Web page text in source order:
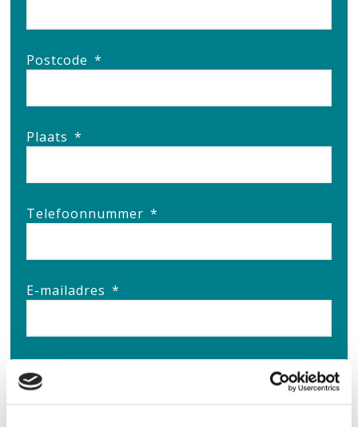
Postcode *
Plaats *
Telefoonnummer *
E-mailadres *
Ja, ik blijf graag op de hoogte van nieuws,
acties en manieren waarop ik kan bijdragen aan
de Antoni van Leeuwenhoek Foundation.